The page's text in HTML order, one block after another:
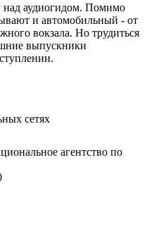
аудиогидом. Помимо
и автомобильный - от
вокзала. Но трудиться
выпускники
сетях
агентство по